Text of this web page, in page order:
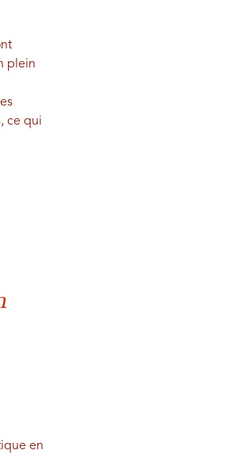
plein
ce qui
en